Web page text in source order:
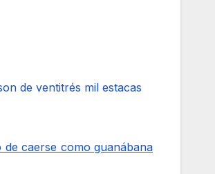
de ventitrés mil estacas
caerse como guanábana